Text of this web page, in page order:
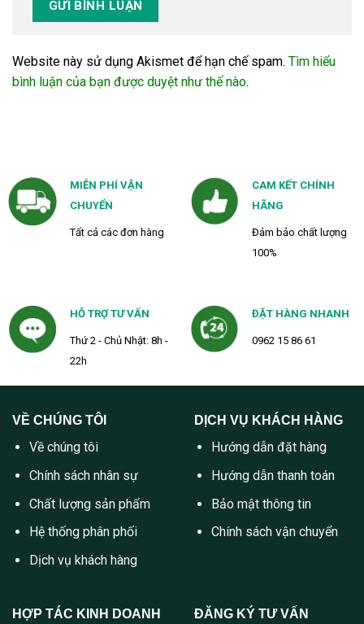
Website này sử dụng Akismet để hạn chế spam. Tìm hiểu
bình luận của bạn được duyệt như thế nào.
MIỄN PHÍ VẬN
CHUYỂN
Tất cả các đơn hàng
CAM KẾT CHÍNH
HÃNG
Đảm bảo chất lượng
100%
HỖ TRỢ TƯ VẤN
Thứ 2 - Chủ Nhật: 8h -
22h
ĐẶT HÀNG NHANH
0962 15 86 61
VỀ CHÚNG TÔI
Về chúng tôi
Chính sách nhân sự
Chất lượng sản phẩm
Hệ thống phân phối
Dịch vụ khách hàng
DỊCH VỤ KHÁCH HÀNG
Hướng dẫn đặt hàng
Hướng dẫn thanh toán
Bảo mật thông tin
Chính sách vận chuyển
HỢP TÁC KINH DOANH ĐĂNG KÝ TƯ VẤN